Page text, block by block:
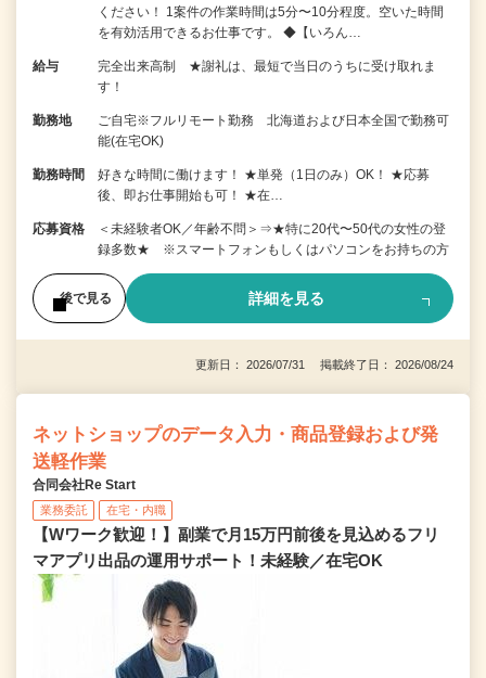
ください！ 1案件の作業時間は5分〜10分程度。空いた時間
を有効活用できるお仕事です。 ◆【いろん…
給与
完全出来高制 ★謝礼は、最短で当日のうちに受け取れま
す！
勤務地
ご自宅※フルリモート勤務 北海道および日本全国で勤務可
能(在宅OK)
勤務時間
好きな時間に働けます！ ★単発（1日のみ）OK！ ★応募
後、即お仕事開始も可！ ★在…
応募資格
＜未経験者OK／年齢不問＞⇒★特に20代〜50代の女性の登
録多数★ ※スマートフォンもしくはパソコンをお持ちの方
後で見る 詳細を見る
更新日： 2026/07/31 掲載終了日： 2026/08/24
ネットショップのデータ入力・商品登録および発
送軽作業
合同会社Re Start
業務委託 在宅・内職
【Wワーク歓迎！】副業で月15万円前後を見込めるフリ
マアプリ出品の運用サポート！未経験／在宅OK